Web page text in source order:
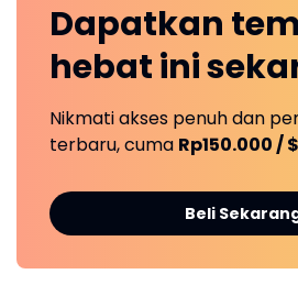
Dapatkan
hebat ini
Nikmati akses penuh dan
terbaru, cuma Rp150.000 /
Beli